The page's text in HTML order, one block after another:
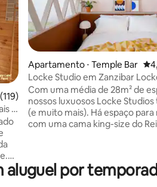
uma avaliação média de 5, 119
e
Apartamento ⋅ Temple Bar
Locke Studio em Zanzibar
Com uma média de 28m² de
nossos luxuosos Locke
(e muito mais). Há espaço para relaxar,
com uma cama king-size do
uma mesa de jantar, máquina
lavar/secar, máquina de lavar
por